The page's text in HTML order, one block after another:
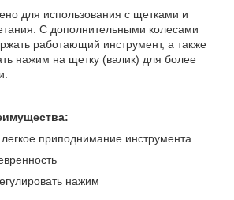
для использования с щетками и
С дополнительными колесами
работающий инструмент, а также
нажим на щетку (валик) для более
приподнимание инструмента
нажим